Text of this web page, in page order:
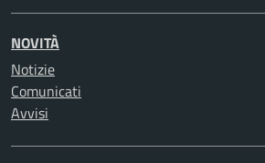
NOVITÀ
Notizie
Comunicati
Avvisi